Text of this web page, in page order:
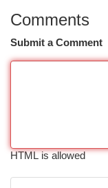
Comments
Submit a Comment
HTML is allowed